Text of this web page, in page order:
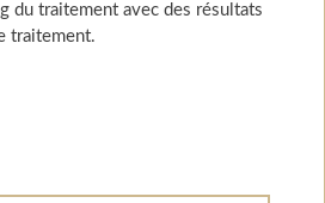
du traitement avec des résultats
traitement.